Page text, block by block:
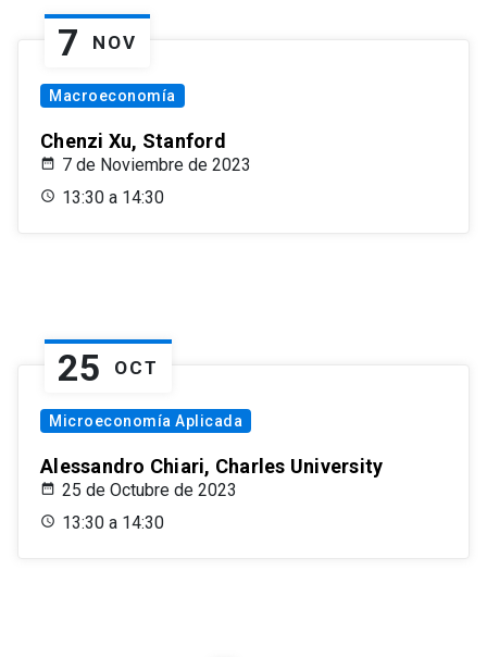
7 NOV
Macroeconomía
Chenzi Xu, Stanford
7 de Noviembre de 2023
13:30 a 14:30
25 OCT
Microeconomía Aplicada
Alessandro Chiari, Charles University
25 de Octubre de 2023
13:30 a 14:30